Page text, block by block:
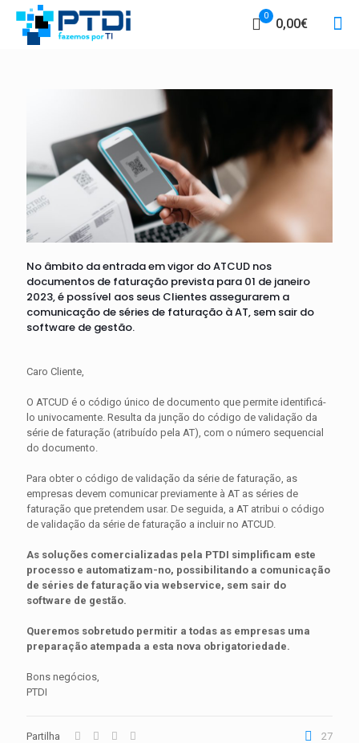
0
0,00€
No âmbito da entrada em vigor do ATCUD nos
documentos de faturação prevista para 01 de janeiro
2023, é possível aos seus Clientes assegurarem a
comunicação de séries de faturação à AT, sem sair do
software de gestão.
Caro Cliente,
O ATCUD é o código único de documento que permite identificá-
lo univocamente. Resulta da junção do código de validação da
série de faturação (atribuído pela AT), com o número sequencial
do documento.
Para obter o código de validação da série de faturação, as
empresas devem comunicar previamente à AT as séries de
faturação que pretendem usar. De seguida, a AT atribui o código
de validação da série de faturação a incluir no ATCUD.
As soluções comercializadas pela PTDI simplificam este
processo e automatizam-no, possibilitando a comunicação
de séries de faturação via webservice, sem sair do
software de gestão.
Queremos sobretudo permitir a todas as empresas uma
preparação atempada a esta nova obrigatoriedade.
Bons negócios,
PTDI
Partilha 27